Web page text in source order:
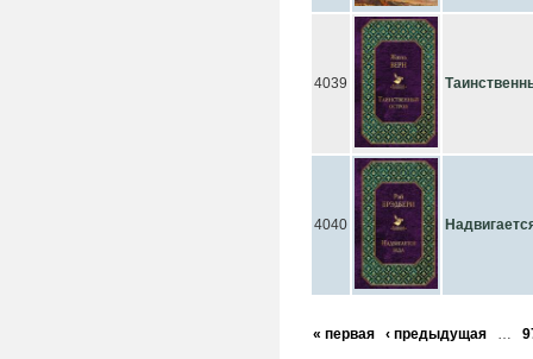
4039
4040
« первая ‹ предыдущая …